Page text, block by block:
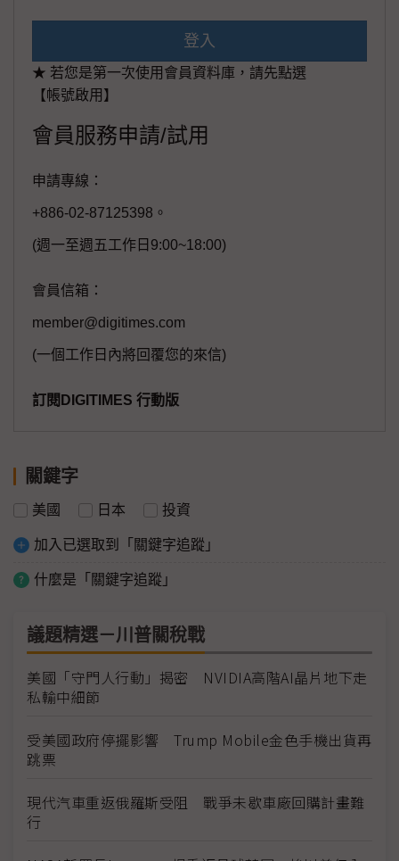
登入
★ 若您是第一次使用會員資料庫，請先點選
【帳號啟用】
會員服務申請/試用
申請專線：
+886-02-87125398。
(週一至週五工作日9:00~18:00)
會員信箱：
member@digitimes.com
(一個工作日內將回覆您的來信)
訂閱DIGITIMES 行動版
關鍵字
美國 日本 投資
加入已選取到「關鍵字追蹤」
什麼是「關鍵字追蹤」
議題精選－川普關稅戰
美國「守門人行動」揭密 NVIDIA高階AI晶片地下走
私輸中細節
受美國政府停擺影響 Trump Mobile金色手機出貨再
跳票
現代汽車重返俄羅斯受阻 戰爭未歇車廠回購計畫難
行